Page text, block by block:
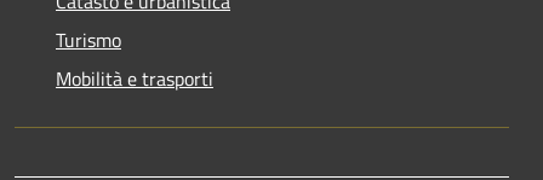
Turismo
Mobilità e trasporti